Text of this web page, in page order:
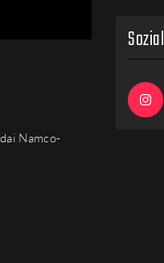
Namco-